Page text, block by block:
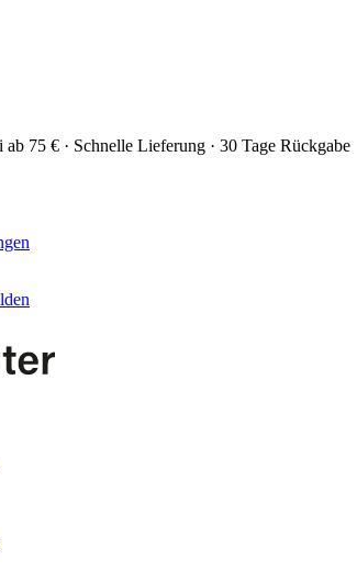
ab 75 € · Schnelle Lieferung · 30 Tage Rückgabe